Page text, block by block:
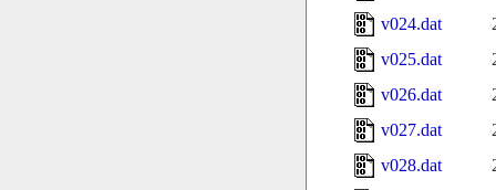
v024.dat
v025.dat
v026.dat
v027.dat
v028.dat